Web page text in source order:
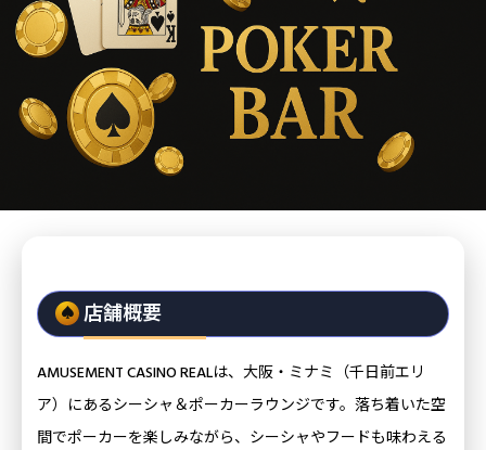
店舗概要
AMUSEMENT CASINO REALは、大阪・ミナミ（千日前エリ
ア）にあるシーシャ＆ポーカーラウンジです。落ち着いた空
間でポーカーを楽しみながら、シーシャやフードも味わえる